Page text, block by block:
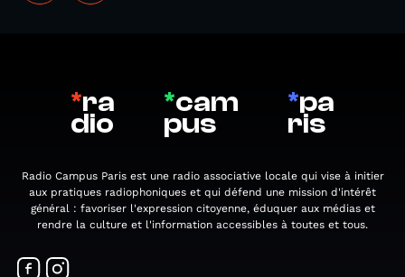
*ra
dio
*cam
pus
*pa
ris
Radio Campus Paris est une radio associative locale qui vise à initier
aux pratiques radiophoniques et qui défend une mission d'intérêt
général : favoriser l'expression citoyenne, éduquer aux médias et
rendre la culture et l'information accessibles à toutes et tous.